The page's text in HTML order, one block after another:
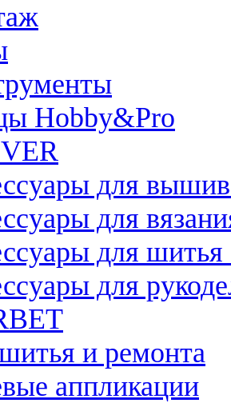
Hobby&Pro
для
для
для
для
и ремонта
аппликации